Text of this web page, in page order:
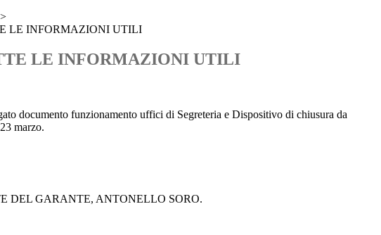
>
LE INFORMAZIONI UTILI
LE INFORMAZIONI UTILI
documento funzionamento uffici di Segreteria e Dispositivo di chiusura da
marzo.
DEL GARANTE, ANTONELLO SORO.